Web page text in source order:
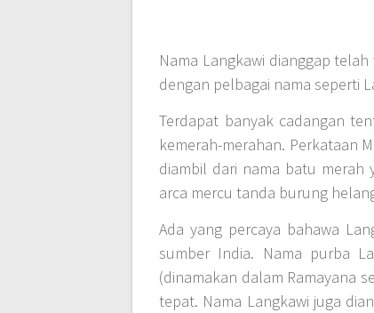
Nama Langkawi dianggap
dengan pelbagai nama seperti
Terdapat banyak cadangan
kemerah-merahan. Perkataan
diambil dari nama batu merah
arca mercu tanda burung
Ada yang percaya bahawa
sumber India. Nama purba
(dinamakan dalam Ramayana
tepat. Nama Langkawi juga